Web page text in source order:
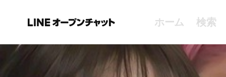
ホーム 検索